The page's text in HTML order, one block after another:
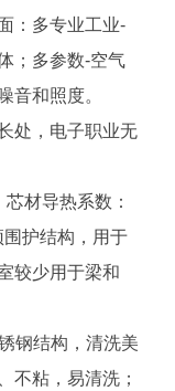
：多专业工业-
；多参数-空气
音和照度。
处，电子职业无
材导热系数：
护结构，用于
较少用于梁和
钢结构，清洗美
不粘，易清洗；